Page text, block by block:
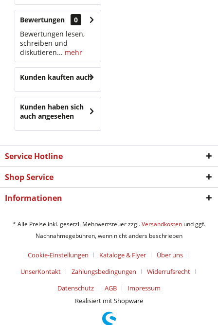
Bewertungen
0
Bewertungen lesen,
schreiben und
diskutieren... mehr
Kunden kauften auch
Kunden haben sich
auch angesehen
Service Hotline
Shop Service
Informationen
* Alle Preise inkl. gesetzl. Mehrwertsteuer zzgl.Versandkosten und ggf.
Nachnahmegebühren, wenn nicht anders beschrieben
Cookie-Einstellungen Kataloge & Flyer
Über uns
UnserKontakt
Zahlungsbedingungen
Widerrufsrecht
Datenschutz
AGB
Impressum
Realisiert mit Shopware